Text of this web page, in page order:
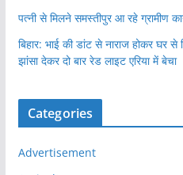
पत्नी से मिलने समस्तीपुर आ रहे ग्रामीण
बिहार: भाई की डांट से नाराज होकर घर
झांसा देकर दो बार रेड लाइट एरिया में बेचा
Categories
Advertisement